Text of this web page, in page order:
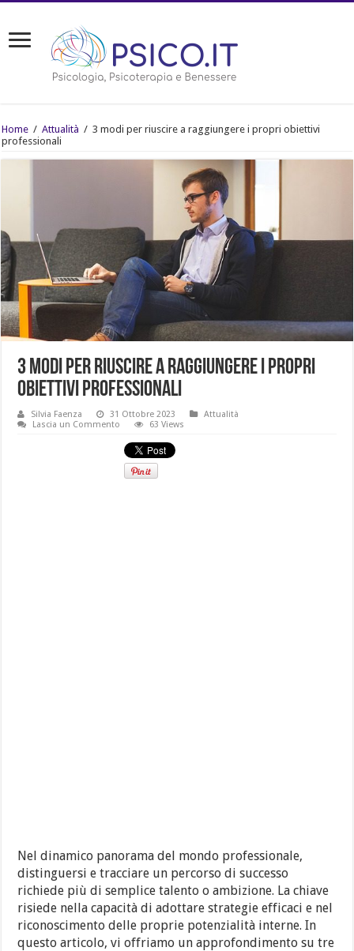
Home / Attualità / 3 modi per riuscire a raggiungere i propri obiettivi
professionali
3 modi per riuscire a raggiungere i propri
obiettivi professionali
Silvia Faenza 31 Ottobre 2023
Attualità
Lascia un Commento
63 Views
Nel dinamico panorama del mondo professionale,
distinguersi e tracciare un percorso di successo
richiede più di semplice talento o ambizione. La chiave
risiede nella capacità di adottare strategie efficaci e nel
riconoscimento delle proprie potenzialità interne. In
questo articolo, vi offriamo un approfondimento su tre